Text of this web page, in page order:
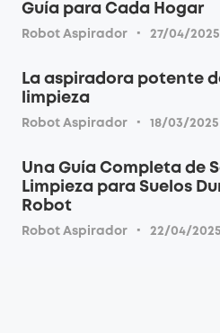
Guía para Cada Hogar
Robot Aspirador · 27/04/2025
La aspiradora potente
limpieza
Robot Aspirador · 18/03/2025
Una Guía Completa de
Limpieza para Suelos
Robot
Robot Aspirador · 22/04/2025